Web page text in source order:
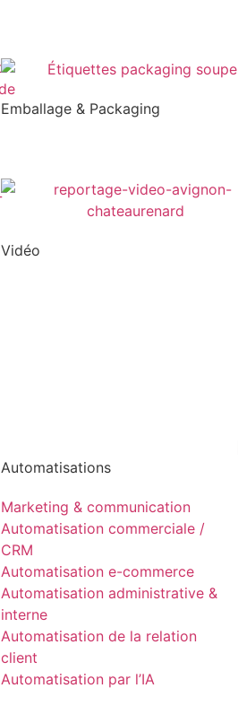
Emballage & Packaging
Vidéo
Automatisations
Marketing & communication
Automatisation commerciale /
CRM
Automatisation e-commerce
Automatisation administrative &
interne
Automatisation de la relation
client
Automatisation par l’IA